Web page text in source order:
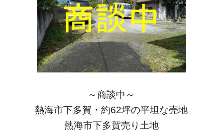
～商談中～
熱海市下多賀・約62坪の平坦な売地
熱海市下多賀売り土地